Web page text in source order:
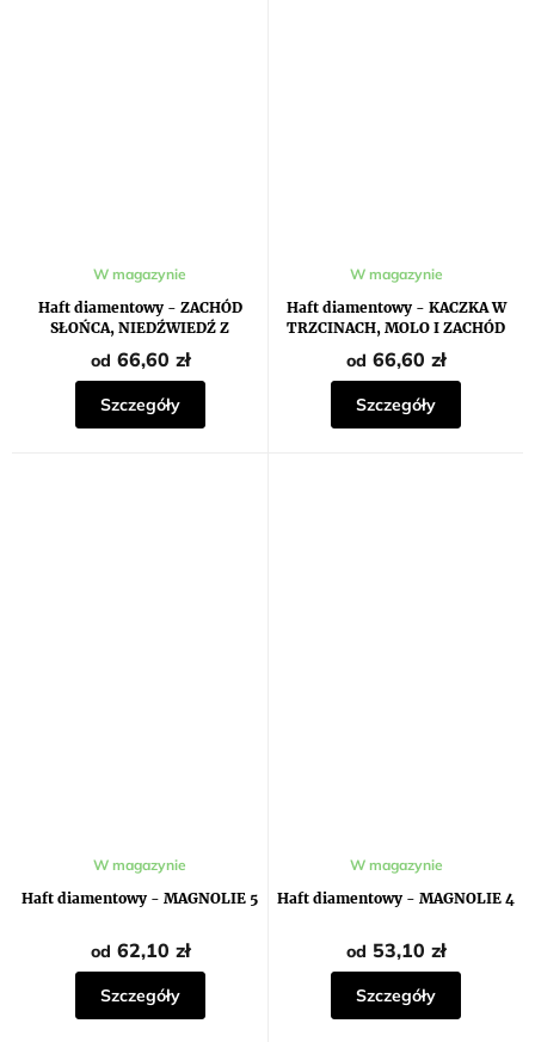
Haft diamentowy - ZACHÓD
SŁOŃCA, NIEDŹWIEDŹ Z
GÓRAMI
W magazynie
od 66,60 zł
Szczegóły
Haft diamentowy - KACZKA W
TRZCINACH, MOLO I ZACHÓD
W magazynie
od 66,60 zł
Szczegóły
Haft diamentowy - MAGNOLIE 5
W magazynie
od 62,10 zł
Szczegóły
Haft diamentowy - MAGNOLIE 4
W magazynie
od 53,10 zł
Szczegóły